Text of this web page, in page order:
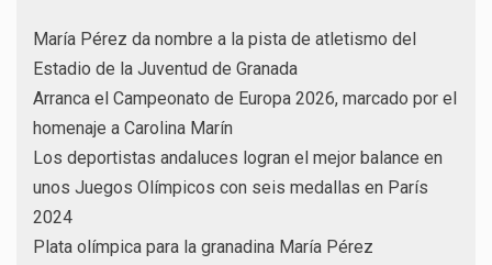
María Pérez da nombre a la pista de atletismo del
Estadio de la Juventud de Granada
Arranca el Campeonato de Europa 2026, marcado por el
homenaje a Carolina Marín
Los deportistas andaluces logran el mejor balance en
unos Juegos Olímpicos con seis medallas en París
2024
Plata olímpica para la granadina María Pérez